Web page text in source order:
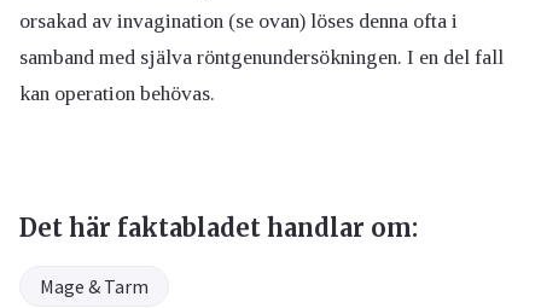
orsakad av invagination (se ovan) löses denna ofta i
samband med själva röntgenundersökningen. I en del fall
kan operation behövas.
Det här faktabladet handlar om:
Mage & Tarm